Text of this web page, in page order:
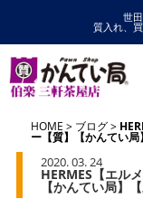
世
質入れ、
HOME ブログ
ー【質】【かんてい局
2020. 03. 24
HERMES【エル
【かんてい局】